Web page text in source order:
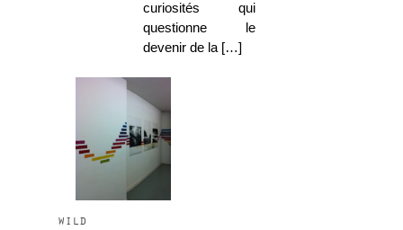
curiosités qui
questionne le
devenir de la […]
wild